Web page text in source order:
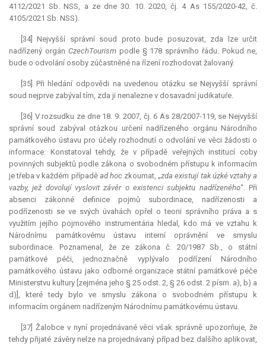
4112/2021 Sb. NSS, a ze dne 30. 10. 2020, čj. 4 As 155/2020-42, č.
4105/2021 Sb. NSS).
[34] Nejvyšší správní soud proto bude posuzovat, zda lze určit
nadřízený orgán CzechTourismpodle § 178 správního řádu. Pokud ne,
bude o odvolání osoby zúčastněné na řízení rozhodovat žalovaný.
[35] Při hledání odpovědi na uvedenou otázku se Nejvyšší správní
soud nejprve zabýval tím, zda ji nenalezne v dosavadní judikatuře.
[36] V rozsudku ze dne 18. 9. 2007, čj. 6 As 28/2007-119, se Nejvyšší
správní soud zabýval otázkou určení nadřízeného orgánu Národního
památkového ústavu pro účely rozhodnutí o odvolání ve věci žádosti o
informace. Konstatoval tehdy, že v případě veřejných institucí coby
povinných subjektů podle zákona o svobodném přístupu k informacím
je třeba v každém případě ad hoc zkoumat, „zda existují tak úzké vztahy a
vazby, jež dovolují vyslovit závěr o existenci subjektu nadřízeného“. Při
absenci zákonné definice pojmů subordinace, nadřízenosti a
podřízenosti se ve svých úvahách opřel o teorii správního práva a s
využitím jejího pojmového instrumentária hledal, kdo má ve vztahu k
Národnímu památkovému ústavu interní oprávnění ve smyslu
subordinace. Poznamenal, že ze zákona č. 20/1987 Sb., o státní
památkové péči, jednoznačně vyplývalo podřízení Národního
památkového ústavu jako odborné organizace státní památkové péče
Ministerstvu kultury [zejména jeho § 25 odst. 2, § 26 odst. 2 písm. a), b) a
d)], které tedy bylo ve smyslu zákona o svobodném přístupu k
informacím orgánem nadřízeným Národnímu památkovému ústavu.
[37] Žalobce v nyní projednávané věci však správně upozorňuje, že
tehdy přijaté závěry nelze na projednávaný případ bez dalšího aplikovat,